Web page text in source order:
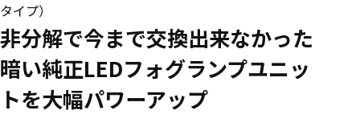
タイプ）
非分解で今まで交換出来なかった
暗い純正LEDフォグランプユニッ
トを大幅パワーアップ